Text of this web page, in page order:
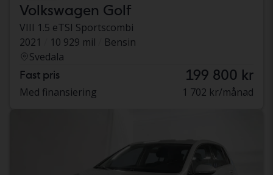
Volkswagen Golf
VIII 1.5 eTSI Sportscombi
2021
10 929 mil
Bensin
Svedala
Fast pris 199 800 kr
Med finansiering 1 702 kr/månad